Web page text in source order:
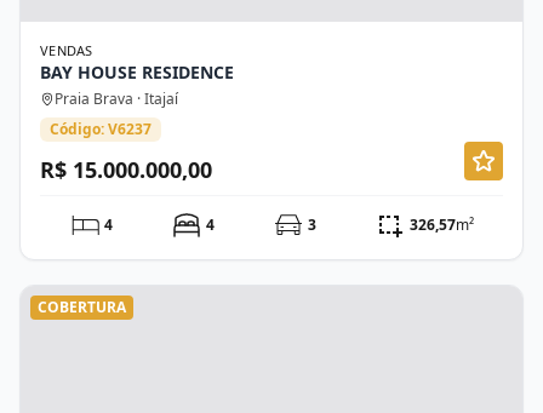
VENDAS
BAY HOUSE RESIDENCE
Praia Brava · Itajaí
Código: V6237
R$ 15.000.000,00
4 4 3 326,57m²
COBERTURA